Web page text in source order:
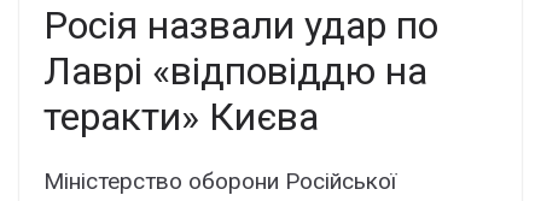
Росія назвали удар по
Лаврі «відповіддю на
теракти» Києва
Міністерство оборони Російської